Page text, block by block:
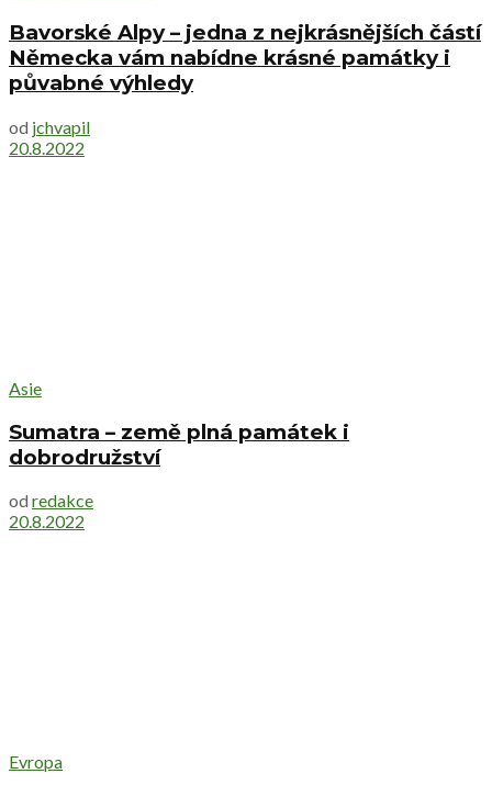
Bavorské Alpy – jedna z nejkrásnějších částí
Německa vám nabídne krásné památky i
půvabné výhledy
od jchvapil
20.8.2022
Asie
Sumatra – země plná památek i
dobrodružství
od redakce
20.8.2022
Evropa